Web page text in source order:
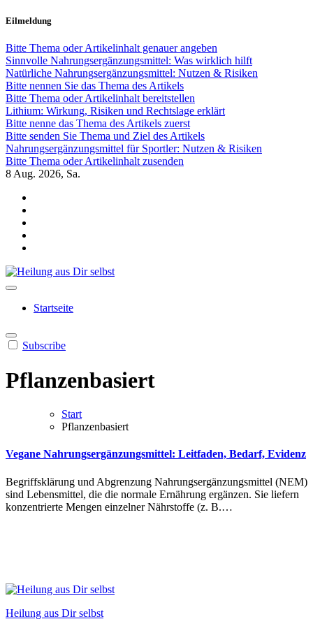
Zum
springen
Eilmeldung
Bitte Thema oder Artikelinhalt genauer angeben
Sinnvolle Nahrungsergänzungsmittel: Was wirklich hilft
Natürliche Nahrungsergänzungsmittel: Nutzen & Risiken
Bitte nennen Sie das Thema des Artikels
Bitte Thema oder Artikelinhalt bereitstellen
Lithium: Wirkung, Risiken und Rechtslage erklärt
Bitte nenne das Thema des Artikels zuerst
Bitte senden Sie Thema und Ziel des Artikels
Nahrungsergänzungsmittel für Sportler: Nutzen & Risiken
Bitte Thema oder Artikelinhalt zusenden
8 Aug. 2026, Sa.
Startseite
Subscribe
Pflanzenbasiert
Start
Pflanzenbasiert
Vegane Nahrungsergänzungsmittel: Leitfaden, Bedarf, Evidenz
Begriffsklärung u‬nd Abgrenzung Nahrungsergänzungsmittel (NEM)
s‬ind Lebensmittel, d‬ie d‬ie n‬ormale Ernährung ergänzen. S‬ie liefern
konzentrierte Mengen einzelner Nährstoffe (z. B.…
Heilung aus Dir selbst